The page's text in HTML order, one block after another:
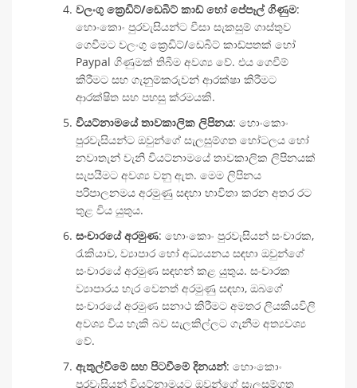
වලංගු ක්‍රෙඩිට්/ඩෙබිට් කාඩ් හෝ පේපෑල් ගිණුම:
හොංකොං පුරවැසියන්ට වීසා සැකසුම් ගාස්තුව
ගෙවීමට වලංගු ක්‍රෙඩිට්/ඩෙබිට් කාඩ්පතක් හෝ
Paypal ගිණුමක් තිබීම අවශ්‍ය වේ. එය ගෙවීම්
කිරීමට සහ ගැනුම්කරුවන් ආරක්ෂා කිරීමට
ආරක්ෂිත සහ පහසු ක්රමයකි.
වියට්නාමයේ තාවකාලික ලිපිනය: හොංකොං
පුරවැසියන්ට ඔවුන්ගේ සැලසුම්ගත හෝටලය හෝ
නවාතැන් වැනි වියට්නාමයේ තාවකාලික ලිපිනයක්
සැපයීමට අවශ්‍ය වනු ඇත. මෙම ලිපිනය
පරිපාලනමය අරමුණු සඳහා භාවිතා කරන අතර රට
තුළ විය යුතුය.
සංචාරයේ අරමුණ: හොංකොං පුරවැසියන් සංචාරක,
රැකියාව, ව්‍යාපාර හෝ අධ්‍යයනය සඳහා ඔවුන්ගේ
සංචාරයේ අරමුණ සඳහන් කළ යුතුය. සංචාරක
ව්‍යාපාරය හැර වෙනත් අරමුණු සඳහා, ඔබගේ
සංචාරයේ අරමුණ සනාථ කිරීමට අමතර ලියකියවිලි
අවශ්‍ය විය හැකි බව සැලකිල්ලට ගැනීම අත්‍යවශ්‍ය
වේ.
ඇතුල්වීමේ සහ පිටවීමේ දිනයන්: හොංකොං
පුරවැසියන් වියට්නාමයට ඔවුන්ගේ සැලසුම්ගත